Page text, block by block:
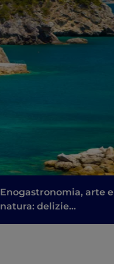
Enogastronomia, arte e
natura: delizie